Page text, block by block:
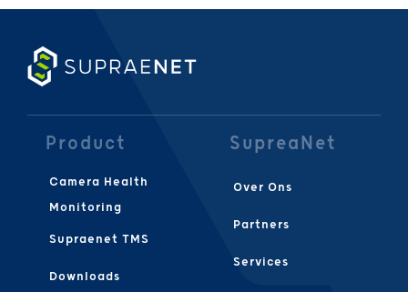
Product
Camera Health
Monitoring
Supraenet TMS
Downloads
SupreaNet
Over Ons
Partners
Services